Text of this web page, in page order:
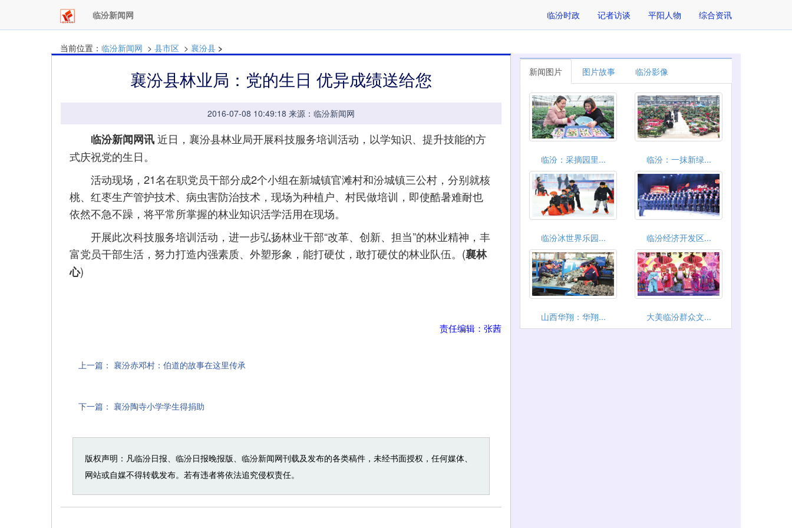
临汾新闻网 临汾时政 记者访谈 平阳人物 综合资讯
当前位置： 临汾新闻网 > 县市区 > 襄汾县 >
襄汾县林业局：党的生日 优异成绩送给您
2016-07-08 10:49:18 来源：临汾新闻网
临汾新闻网讯近日，襄汾县林业局开展科技服务培训活动，以学知识、提升技能的方
式庆祝党的生日。
活动现场，21名在职党员干部分成2个小组在新城镇官滩村和汾城镇三公村，分别就核
桃、红枣生产管护技术、病虫害防治技术，现场为种植户、村民做培训，即使酷暑难耐也
依然不急不躁，将平常所掌握的林业知识活学活用在现场。
开展此次科技服务培训活动，进一步弘扬林业干部“改革、创新、担当”的林业精神，丰
富党员干部生活，努力打造内强素质、外塑形象，能打硬仗，敢打硬仗的林业队伍。(襄林
心)
责任编辑：张茜
上一篇： 襄汾赤邓村：伯道的故事在这里传承
下一篇： 襄汾陶寺小学学生得捐助
版权声明：凡临汾日报、临汾日报晚报版、临汾新闻网刊载及发布的各类稿件，未经书面授权，任何媒体、
网站或自媒不得转载发布。若有违者将依法追究侵权责任。
新闻图片 图片故事 临汾影像
临汾：采摘园里... 临汾：一抹新绿...
临汾冰世界乐园... 临汾经济开发区...
山西华翔：华翔... 大美临汾群众文...